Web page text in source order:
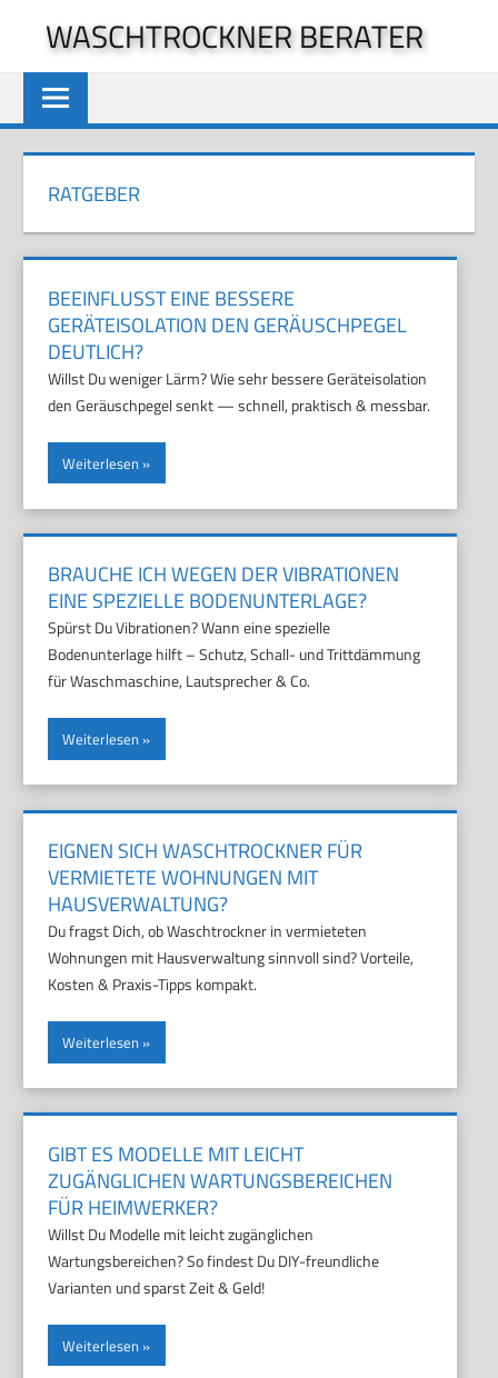
springen
WASCHTROCKNER BERATER
RATGEBER
BEEINFLUSST EINE BESSERE
GERÄTEISOLATION DEN GERÄUSCHPEGEL
DEUTLICH?
Willst Du weniger Lärm? Wie sehr bessere Geräteisolation
den Geräuschpegel senkt — schnell, praktisch & messbar.
Weiterlesen
BRAUCHE ICH WEGEN DER VIBRATIONEN
EINE SPEZIELLE BODENUNTERLAGE?
Spürst Du Vibrationen? Wann eine spezielle
Bodenunterlage hilft – Schutz, Schall- und Trittdämmung
für Waschmaschine, Lautsprecher & Co.
Weiterlesen
EIGNEN SICH WASCHTROCKNER FÜR
VERMIETETE WOHNUNGEN MIT
HAUSVERWALTUNG?
Du fragst Dich, ob Waschtrockner in vermieteten
Wohnungen mit Hausverwaltung sinnvoll sind? Vorteile,
Kosten & Praxis-Tipps kompakt.
Weiterlesen
GIBT ES MODELLE MIT LEICHT
ZUGÄNGLICHEN WARTUNGSBEREICHEN
FÜR HEIMWERKER?
Willst Du Modelle mit leicht zugänglichen
Wartungsbereichen? So findest Du DIY-freundliche
Varianten und sparst Zeit & Geld!
Weiterlesen